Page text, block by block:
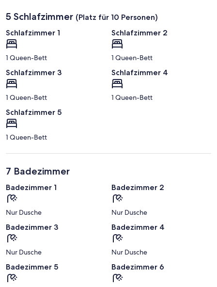
5 Schlafzimmer (Platz für 10 Personen)
Schlafzimmer 1
1 Queen-Bett
Schlafzimmer 2
1 Queen-Bett
Schlafzimmer 3
1 Queen-Bett
Schlafzimmer 4
1 Queen-Bett
Schlafzimmer 5
1 Queen-Bett
7 Badezimmer
Badezimmer 1
Nur Dusche
Badezimmer 2
Nur Dusche
Badezimmer 3
Nur Dusche
Badezimmer 4
Nur Dusche
Badezimmer 5 Badezimmer 6